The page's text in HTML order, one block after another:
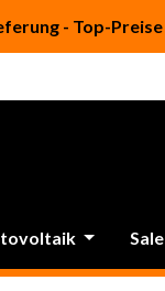
- Top-Preise
Sale